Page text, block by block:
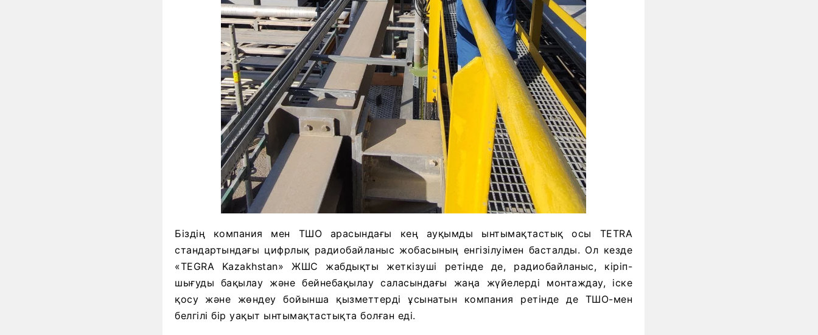
Біздің компания мен ТШО арасындағы кең ауқымды ынтымақтастық осы TETRA
стандартындағы цифрлық радиобайланыс жобасының енгізілуімен басталды. Ол кезде
«TEGRA Kazakhstan» ЖШС жабдықты жеткізуші ретінде де, радиобайланыс, кіріп-
шығуды бақылау және бейнебақылау саласындағы жаңа жүйелерді монтаждау, іске
қосу және жөндеу бойынша қызметтерді ұсынатын компания ретінде де ТШО-мен
белгілі бір уақыт ынтымақтастықта болған еді.